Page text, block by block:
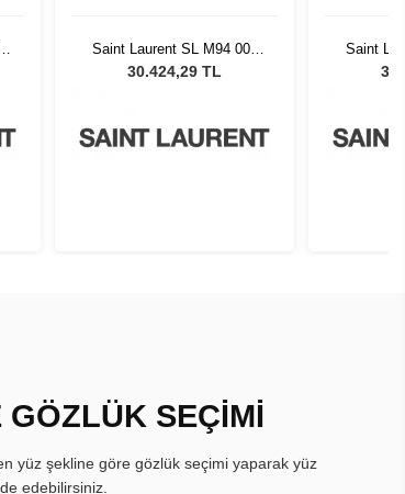
Saint Laurent SL M94 001
Kadın Güneş Gözlüğü
30.424,29 TL
Saint
SEÇİMİ
yüz şekline göre gözlük seçimi yaparak yüz
edebilirsiniz.